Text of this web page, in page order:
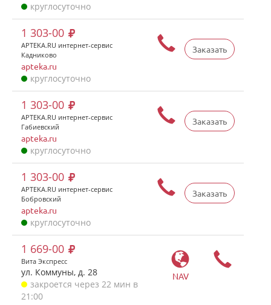
круглосуточно
Заказать
1 303-00
APTEKA.RU интернет-сервис
Кадниково
apteka.ru
круглосуточно
Заказать
1 303-00
APTEKA.RU интернет-сервис
Габиевский
apteka.ru
круглосуточно
Заказать
1 303-00
APTEKA.RU интернет-сервис
Бобровский
apteka.ru
круглосуточно
NAV
1 669-00
Вита Экспресс
ул. Коммуны, д. 28
закроется через 22 мин в
21:00